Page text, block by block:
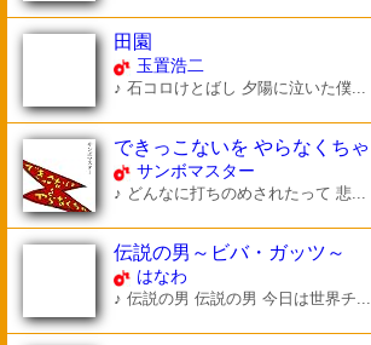
田園
玉置浩二
♪ 石コロけとばし 夕陽に泣いた僕...
できっこないを やらなくちゃ
サンボマスター
♪ どんなに打ちのめされたって 悲...
伝説の男～ビバ・ガッツ～
はなわ
♪ 伝説の男 伝説の男 今日は世界チ...